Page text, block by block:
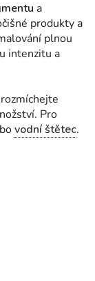
a
produkty a
plnou
intenzitu a
. Pro
vodní štětec.